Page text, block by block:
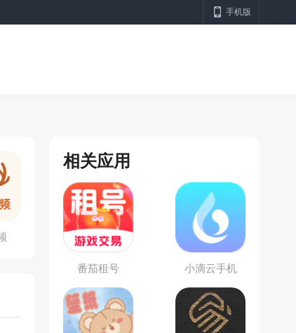
手机版
相关应用
番茄租号 小滴云手机